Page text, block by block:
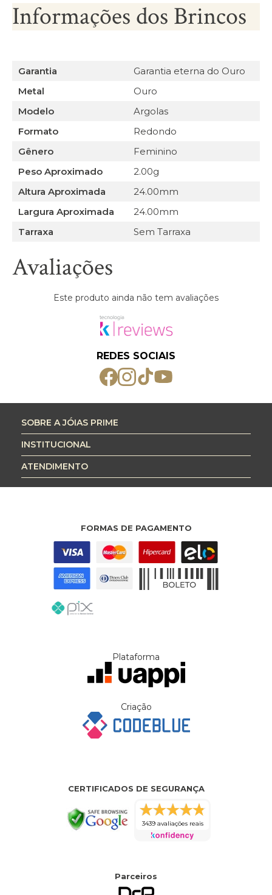
Informações dos Brincos
Garantia
Garantia eterna do Ouro
Metal
Ouro
Modelo
Argolas
Formato
Redondo
Gênero
Feminino
Peso Aproximado
2.00g
Altura Aproximada
24.00mm
Largura Aproximada
24.00mm
Tarraxa
Sem Tarraxa
Avaliações
Este produto ainda não tem avaliações
REDES SOCIAIS
SOBRE A JÓIAS PRIME
INSTITUCIONAL
ATENDIMENTO
FORMAS DE PAGAMENTO
Plataforma
Criação
CERTIFICADOS DE SEGURANÇA
3439 avaliações reais
Parceiros